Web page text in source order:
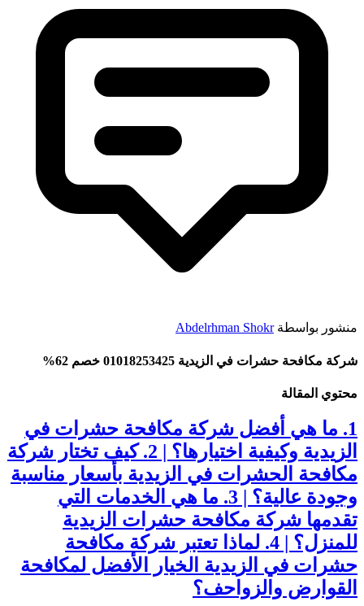
منشور بواسطةAbdelrhman Shokr
شركة مكافحة حشرات في الزيدية 01018253425 خصم 62%
محتوي المقالة
1. ما هي أفضل شركة مكافحة حشرات في
الزيدية وكيفية اختيارها؟ | 2. كيف تختار شركة
مكافحة الحشرات في الزيدية بأسعار مناسبة
وجودة عالية؟ | 3. ما هي الخدمات التي
تقدمها شركة مكافحة حشرات الزيدية
للمنزل؟ | 4. لماذا تعتبر شركة مكافحة
حشرات في الزيدية الخيار الأفضل لمكافحة
القوارض والزواحف؟